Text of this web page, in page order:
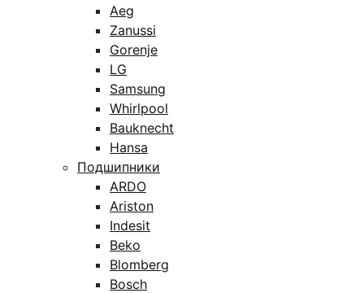
Aeg
Zanussi
Gorenje
LG
Samsung
Whirlpool
Bauknecht
Hansa
Подшипники
ARDO
Ariston
Indesit
Beko
Blomberg
Bosch